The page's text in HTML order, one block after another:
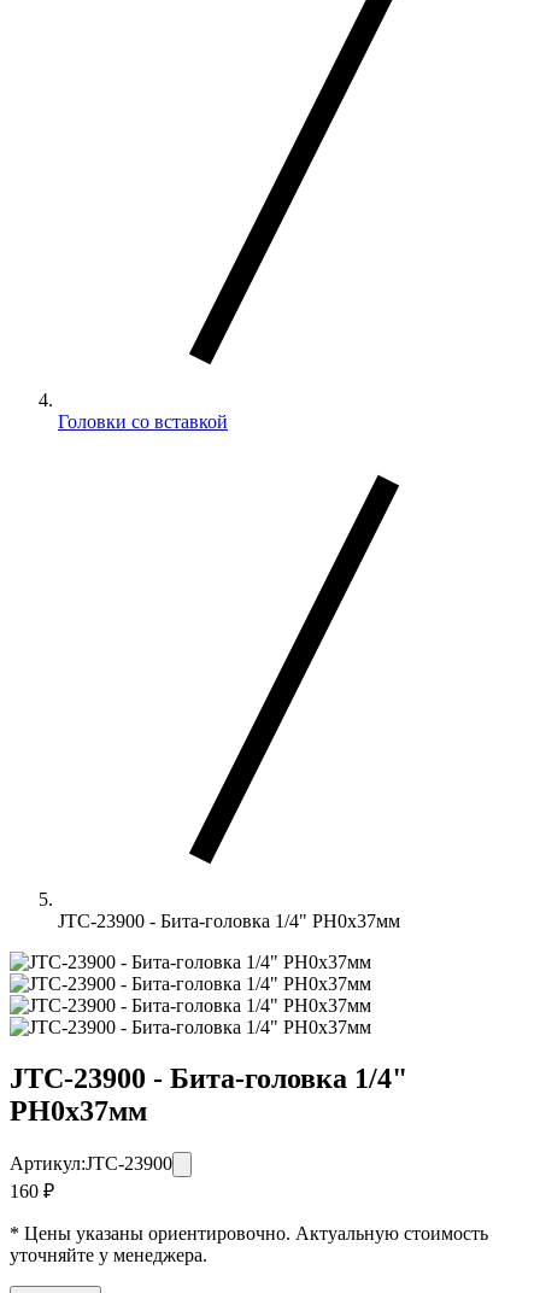
Головки со вставкой
JTC-23900 - Бита-головка 1/4" PH0х37мм
JTC-23900 - Бита-головка 1/4"
PH0х37мм
Артикул:JTC-23900
160 ₽
* Цены указаны ориентировочно. Актуальную стоимость
уточняйте у менеджера.